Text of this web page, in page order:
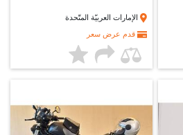
الإمارات العربيّة المتّحدة
قدم عرض سعر